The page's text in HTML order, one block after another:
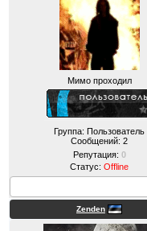
Мимо проходил
Группа: Пользователь
Сообщений: 2
Репутация: 0
Статус: Offline
Zenden